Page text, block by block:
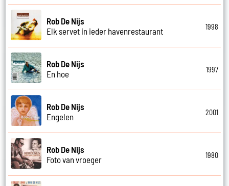
Rob De Nijs
Elk servet in ieder havenrestaurant
1998
Rob De Nijs
En hoe
1997
Rob De Nijs
Engelen
2001
Rob De Nijs
Foto van vroeger
1980